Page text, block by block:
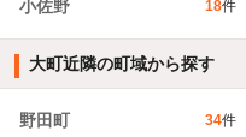
小佐野 18件
大町近隣の町域から探す
野田町 34件